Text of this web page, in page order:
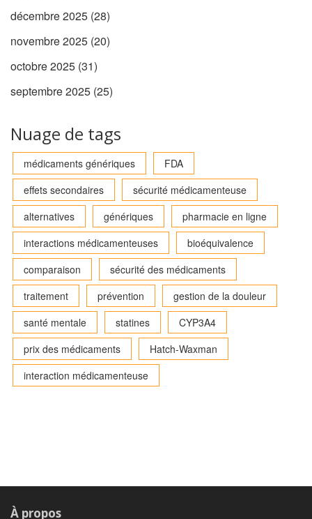
décembre 2025 (28)
novembre 2025 (20)
octobre 2025 (31)
septembre 2025 (25)
Nuage de tags
médicaments génériques
FDA
effets secondaires
sécurité médicamenteuse
alternatives
génériques
pharmacie en ligne
interactions médicamenteuses
bioéquivalence
comparaison
sécurité des médicaments
traitement
prévention
gestion de la douleur
santé mentale
statines
CYP3A4
prix des médicaments
Hatch-Waxman
interaction médicamenteuse
À propos